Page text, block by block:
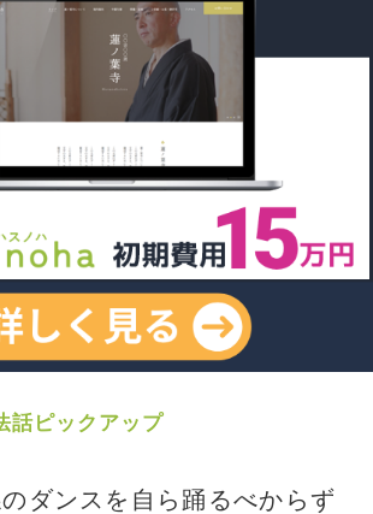
話ピックアップ
ダンスを自ら踊るべからず